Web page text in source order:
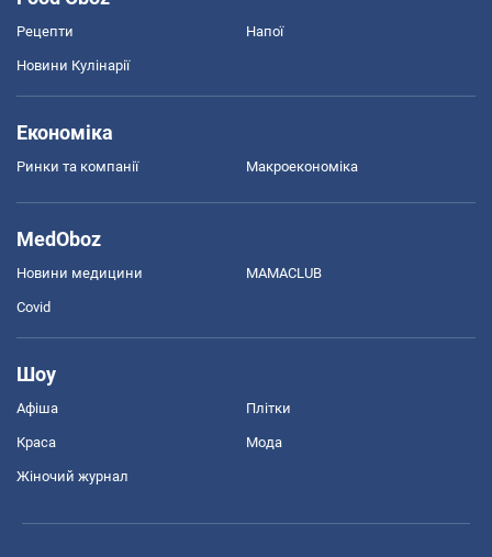
Рецепти Напої
Новини Кулінарії
Економіка
Ринки та компанії Макроекономіка
MedOboz
Новини медицини MAMACLUB
Covid
Шоу
Афіша Плітки
Краса Мода
Жіночий журнал